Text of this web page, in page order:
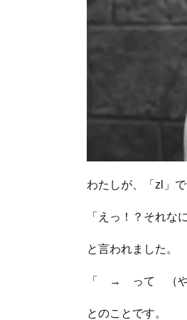
わたしが、「zl」
「えっ！？それな
と言われました。
「 → って （や
とのことです。